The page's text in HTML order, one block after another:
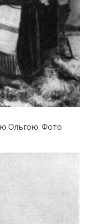
Ольгою. Фото